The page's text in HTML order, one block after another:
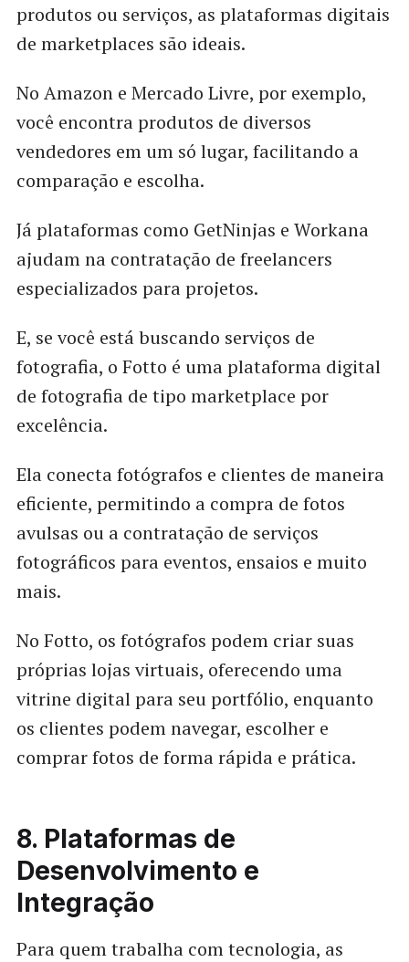
produtos ou serviços, as plataformas digitais
de marketplaces são ideais.
No Amazon e Mercado Livre, por exemplo,
você encontra produtos de diversos
vendedores em um só lugar, facilitando a
comparação e escolha.
Já plataformas como GetNinjas e Workana
ajudam na contratação de freelancers
especializados para projetos.
E, se você está buscando serviços de
fotografia, o Fotto é uma plataforma digital
de fotografia de tipo marketplace por
excelência.
Ela conecta fotógrafos e clientes de maneira
eficiente, permitindo a compra de fotos
avulsas ou a contratação de serviços
fotográficos para eventos, ensaios e muito
mais.
No Fotto, os fotógrafos podem criar suas
próprias lojas virtuais, oferecendo uma
vitrine digital para seu portfólio, enquanto
os clientes podem navegar, escolher e
comprar fotos de forma rápida e prática.
8. Plataformas de
Desenvolvimento e
Integração
Para quem trabalha com tecnologia, as